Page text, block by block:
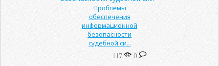
Проблемы
обеспечения
информационной
безопасности
судебной си...
117 0